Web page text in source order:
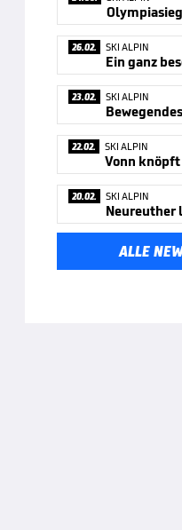
26.02. SKI ALPIN
23.02. SKI ALPIN
22.02. SKI ALPIN
Vonn
20.02. SKI ALPIN
ALLE